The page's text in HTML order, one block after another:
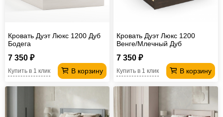
Кровать Дуэт Люкс 1200 Дуб
Бодега
7 350 ₽
В корзину
Купить в 1 клик
Кровать Дуэт Люкс 1200
Венге/Млечный Дуб
7 350 ₽
В корзину
Купить в 1 клик